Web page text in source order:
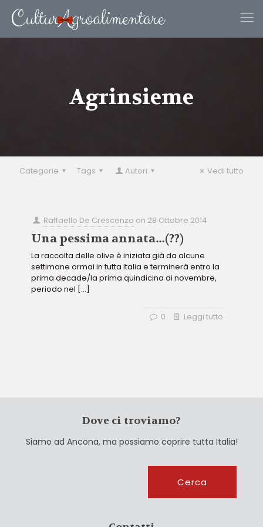
Agrinsieme
Categorie Tags Autori Vedi tutto
Raffaello De Crescenzo on 28 Ottobre 2014
Una pessima annata…(??)
La raccolta delle olive è iniziata già da alcune
settimane ormai in tutta Italia e terminerà entro la
prima decade/la prima quindicina di novembre,
periodo nel […]
0 Leggi tutto
Dove ci troviamo?
Siamo ad Ancona, ma possiamo coprire tutta Italia!
Cerca